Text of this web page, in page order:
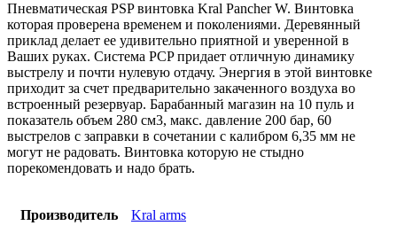
Пневматическая PSP винтовка Kral Pancher W. Винтовка
которая проверена временем и поколениями. Деревянный
приклад делает ее удивительно приятной и уверенной в
Ваших руках. Система PCP придает отличную динамику
выстрелу и почти нулевую отдачу. Энергия в этой винтовке
приходит за счет предварительно закаченного воздуха во
встроенный резервуар. Барабанный магазин на 10 пуль и
показатель объем 280 см3, макс. давление 200 бар, 60
выстрелов с заправки в сочетании с калибром 6,35 мм не
могут не радовать. Винтовка которую не стыдно
порекомендовать и надо брать.
Производитель Kral arms